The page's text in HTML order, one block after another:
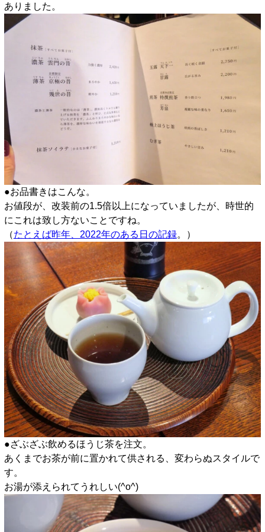
ありました。
●お品書きはこんな。
お値段が、改装前の1.5倍以上になっていましたが、時世的
にこれは致し方ないことですね。
（たとえば昨年、2022年のある日の記録。）
●ざぶざぶ飲めるほうじ茶を注文。
あくまでお茶が前に置かれて供される、変わらぬスタイルで
す。
お湯が添えられてうれしい(^o^)